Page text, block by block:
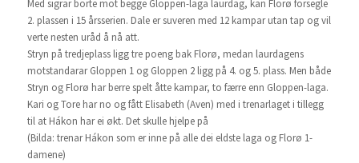
Med sigrar borte mot begge Gloppen-laga laurdag, kan Florø forsegle
2. plassen i 15 årsserien. Dale er suveren med 12 kampar utan tap og vil
verte nesten uråd å nå att.
Stryn på tredjeplass ligg tre poeng bak Florø, medan laurdagens
motstandarar Gloppen 1 og Gloppen 2 ligg på 4. og 5. plass. Men både
Stryn og Florø har berre spelt åtte kampar, to færre enn Gloppen-laga.
Kari og Tore har no og fått Elisabeth (Aven) med i trenarlaget i tillegg
til at Hákon har ei økt. Det skulle hjelpe på
(Bilda: trenar Hákon som er inne på alle dei eldste laga og Florø 1-
damene)